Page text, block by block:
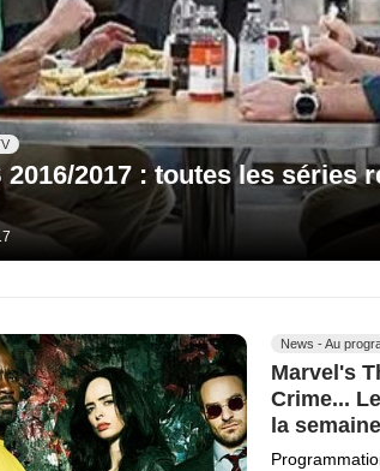
2016/2017 : toutes les séries
News - Au
Marvel's
Crime...
la semaine